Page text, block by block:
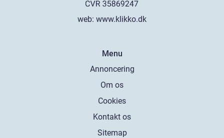
web: www.klikko.dk
Menu
Annoncering
Om os
Cookies
Kontakt os
Sitemap